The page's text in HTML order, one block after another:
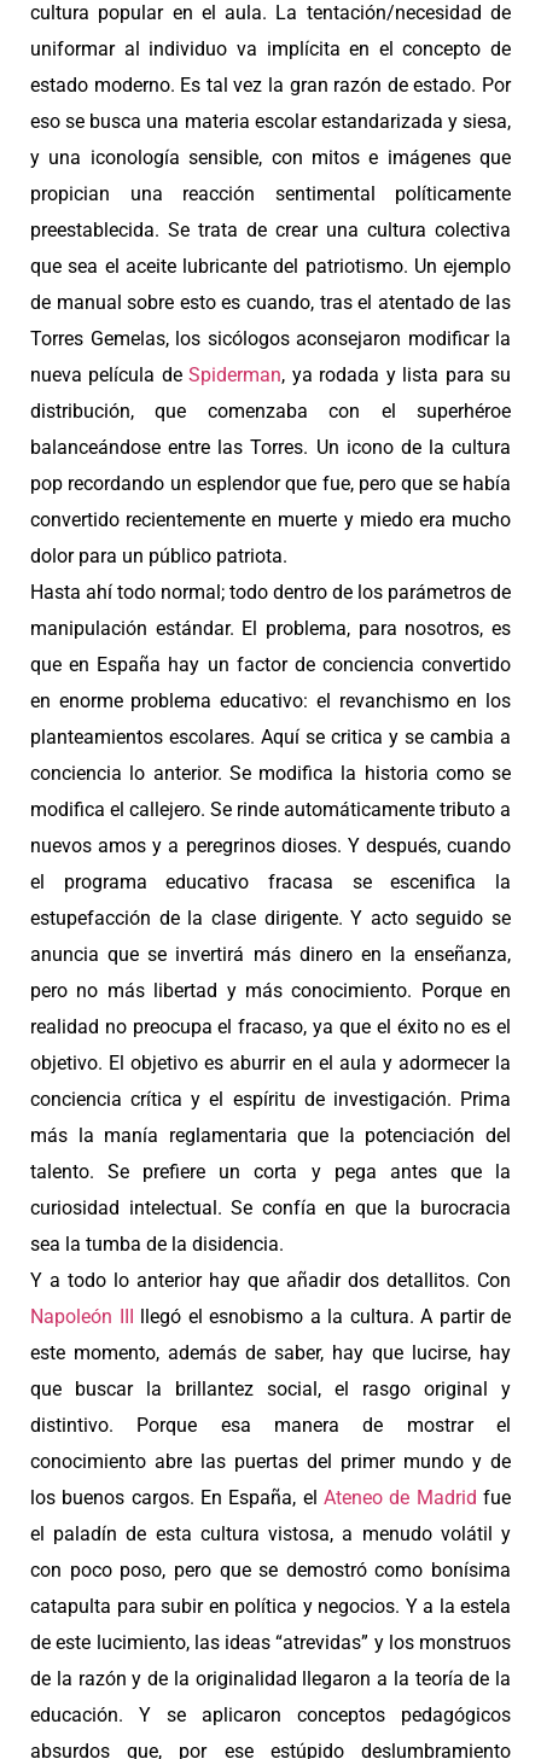
cultura popular en el aula. La tentación/necesidad de
uniformar al individuo va implícita en el concepto de
estado moderno. Es tal vez la gran razón de estado. Por
eso se busca una materia escolar estandarizada y siesa,
y una iconología sensible, con mitos e imágenes que
propician una reacción sentimental políticamente
preestablecida. Se trata de crear una cultura colectiva
que sea el aceite lubricante del patriotismo. Un ejemplo
de manual sobre esto es cuando, tras el atentado de las
Torres Gemelas, los sicólogos aconsejaron modificar la
nueva película deSpiderman, ya rodada y lista para su
distribución, que comenzaba con el superhéroe
balanceándose entre las Torres. Un icono de la cultura
pop recordando un esplendor que fue, pero que se había
convertido recientemente en muerte y miedo era mucho
dolor para un público patriota.
Hasta ahí todo normal; todo dentro de los parámetros de
manipulación estándar. El problema, para nosotros, es
que en España hay un factor de conciencia convertido
en enorme problema educativo: el revanchismo en los
planteamientos escolares. Aquí se critica y se cambia a
conciencia lo anterior. Se modifica la historia como se
modifica el callejero. Se rinde automáticamente tributo a
nuevos amos y a peregrinos dioses. Y después, cuando
el programa educativo fracasa se escenifica la
estupefacción de la clase dirigente. Y acto seguido se
anuncia que se invertirá más dinero en la enseñanza,
pero no más libertad y más conocimiento. Porque en
realidad no preocupa el fracaso, ya que el éxito no es el
objetivo. El objetivo es aburrir en el aula y adormecer la
conciencia crítica y el espíritu de investigación. Prima
más la manía reglamentaria que la potenciación del
talento. Se prefiere un corta y pega antes que la
curiosidad intelectual. Se confía en que la burocracia
sea la tumba de la disidencia.
Y a todo lo anterior hay que añadir dos detallitos. Con
Napoleón III
llegó el esnobismo a la cultura. A partir de
este momento, además de saber, hay que lucirse, hay
que buscar la brillantez social, el rasgo original y
distintivo. Porque esa manera de mostrar el
conocimiento abre las puertas del primer mundo y de
los buenos cargos. En España, el Ateneo de Madrid fue
el paladín de esta cultura vistosa, a menudo volátil y
con poco poso, pero que se demostró como bonísima
catapulta para subir en política y negocios. Y a la estela
de este lucimiento, las ideas “atrevidas” y los monstruos
de la razón y de la originalidad llegaron a la teoría de la
educación. Y se aplicaron conceptos pedagógicos
absurdos que, por ese estúpido deslumbramiento